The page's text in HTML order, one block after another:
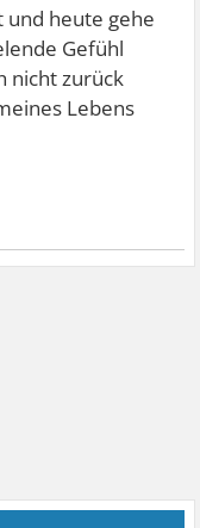
und heute gehe
Gefühl
nicht zurück
Lebens